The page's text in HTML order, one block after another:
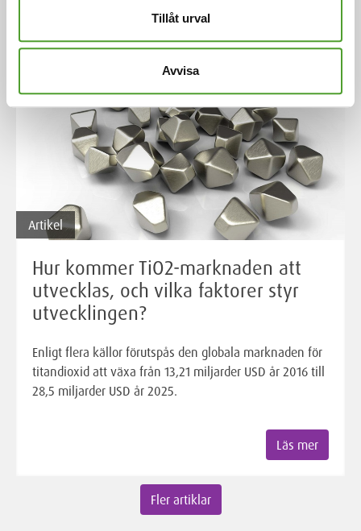
Tillåt urval
Avvisa
Artikel
Hur kommer TiO2-marknaden att
utvecklas, och vilka faktorer styr
utvecklingen?
Enligt flera källor förutspås den globala marknaden för
titandioxid att växa från 13,21 miljarder USD år 2016 till
28,5 miljarder USD år 2025.
Läs mer
Fler artiklar